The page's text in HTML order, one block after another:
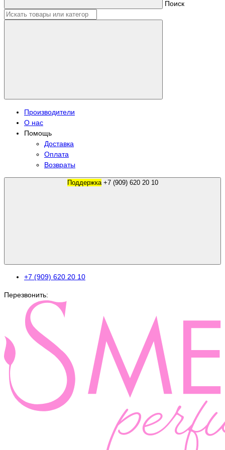
Поиск
Производители
О нас
Помощь
Доставка
Оплата
Возвраты
Поддержка +7 (909) 620 20 10
+7 (909) 620 20 10
Перезвонить: